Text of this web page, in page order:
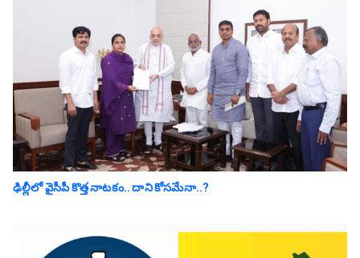
ఢిల్లీలో వైసీపీ కొత్త నాట‌కం.. దాని కోస‌మేనా..?